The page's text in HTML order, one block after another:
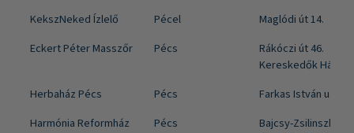
KekszNeked Ízlelő
Pécel
Maglódi út 14.
Eckert Péter Masszőr
Pécs
Rákóczi út 46.
Kereskedők Háza
Herbaház Pécs
Pécs
Farkas István u. 1.
Harmónia Reformház
Pécs
Bajcsy-Zsilinszky